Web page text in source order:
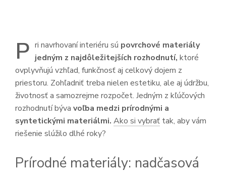
P ri navrhovaní interiéru sú povrchové materiály
jedným z najdôležitejších rozhodnutí, ktoré
ovplyvňujú vzhľad, funkčnosť aj celkový dojem z
priestoru. Zohľadniť treba nielen estetiku, ale aj údržbu,
životnosť a samozrejme rozpočet. Jedným z kľúčových
rozhodnutí bývavoľba medzi prírodnými a
syntetickými materiálmi. Ako si vybrať tak, aby vám
riešenie slúžilo dlhé roky?
Prírodné materiály: nadčasová